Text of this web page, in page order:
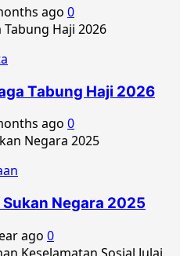
ago 0
Tabung Haji 2026
ago 0
Negara 2025
ago 0